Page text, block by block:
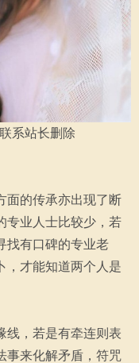
系站长删除
面的传承亦出现了断
专业人士比较少，若
找有口碑的专业老
，才能知道两个人是
线，若是有牵连则表
事来化解矛盾，符咒